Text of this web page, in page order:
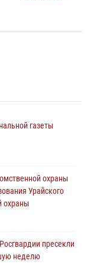
газеты
охраны
Урайского
охраны
пресекли
неделю